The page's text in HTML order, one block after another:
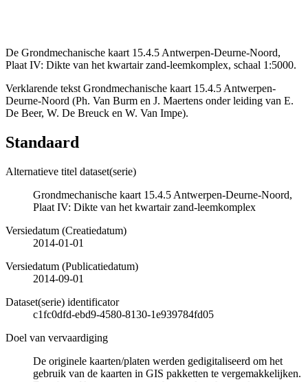
De Grondmechanische kaart 15.4.5 Antwerpen-Deurne-Noord,
Plaat IV: Dikte van het kwartair zand-leemkomplex, schaal 1:5000.
Verklarende tekst Grondmechanische kaart 15.4.5 Antwerpen-
Deurne-Noord (Ph. Van Burm en J. Maertens onder leiding van E.
De Beer, W. De Breuck en W. Van Impe).
Standaard
Alternatieve titel dataset(serie)
Grondmechanische kaart 15.4.5 Antwerpen-Deurne-Noord,
Plaat IV: Dikte van het kwartair zand-leemkomplex
Versiedatum (Creatiedatum)
2014-01-01
Versiedatum (Publicatiedatum)
2014-09-01
Dataset(serie) identificator
c1fc0dfd-ebd9-4580-8130-1e939784fd05
Doel van vervaardiging
De originele kaarten/platen werden gedigitaliseerd om het
gebruik van de kaarten in GIS pakketten te vergemakkelijken.